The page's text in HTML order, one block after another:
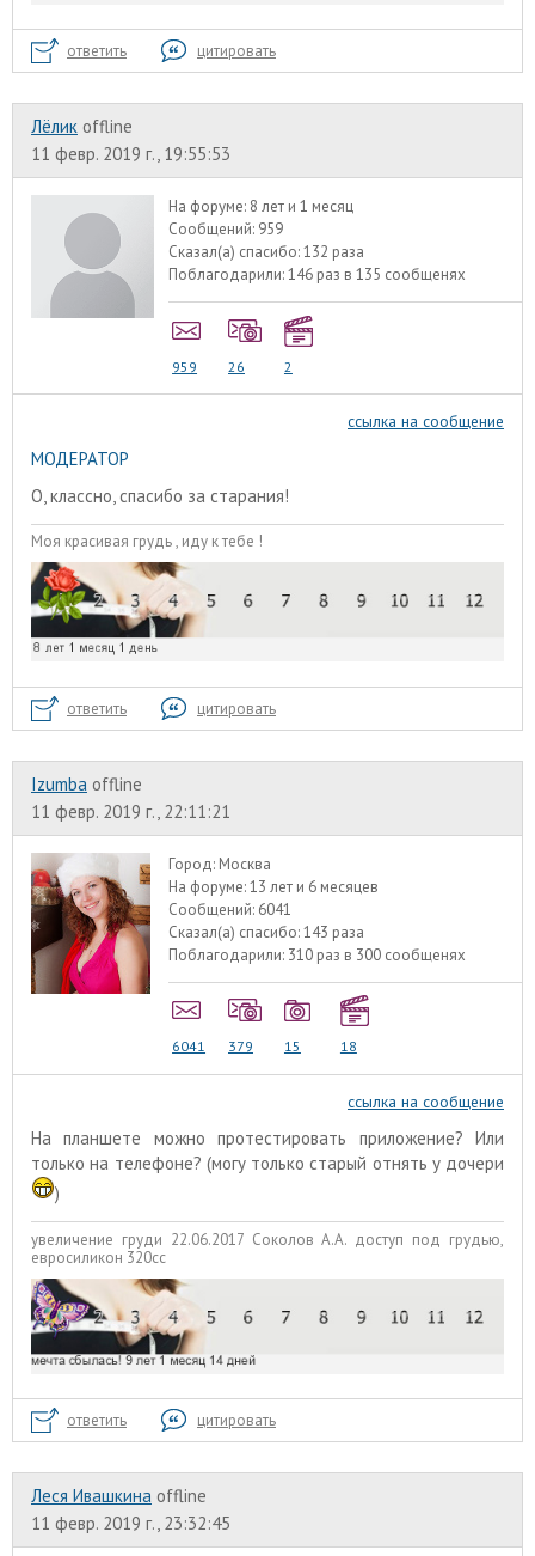
ответить цитировать
Лёлик offline
11 февр. 2019 г., 19:55:53
На форуме: 8 лет и 1 месяц
Сообщений: 959
Сказал(а) спасибо:132 раза
Поблагодарили:146 раз в 135 сообщенях
959 26 2
ссылка на сообщение
МОДЕРАТОР
О, классно, спасибо за старания!
Моя красивая грудь , иду к тебе !
ответить цитировать
Izumba offline
11 февр. 2019 г., 22:11:21
Город: Москва
На форуме:13 лет и 6 месяцев
Сообщений: 6041
Сказал(а) спасибо:143 раза
Поблагодарили: 310 раз в 300 сообщенях
6041 379 15 18
ссылка на сообщение
На планшете можно протестировать приложение? Или
только на телефоне? (могу только старый отнять у дочери
)
увеличение груди 22.06.2017 Соколов А.А. доступ под грудью,
евросиликон 320сс
ответить цитировать
Леся Ивашкина offline
11 февр. 2019 г., 23:32:45